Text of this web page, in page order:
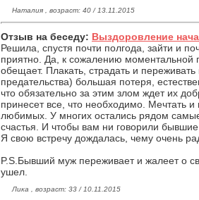
Наталия , возраст: 40 / 13.11.2015
Отзыв на беседу: Выздоровление
Решила, спустя почти полгода, зайти и
приятно. Да, к сожалению моментальной
обещает. Плакать, страдать и
предательства) большая потеря,
что обязательно за этим злом ждет их
принесет все, что необходимо. Мечтать и
любимых. У многих остались рядом
счастья. И чтобы вам ни говорили
Я свою встречу дождалась, чему очень
P.S.Бывший муж переживает и жалеет о
ушел.
Лика , возраст: 33 / 10.11.2015